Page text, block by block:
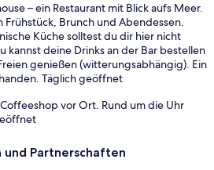
– ein Restaurant mit Blick aufs Meer.
Brunch und Abendessen.
Küche solltest du dir hier nicht
kannst deine Drinks an der Bar bestellen
genießen (witterungsabhängig). Ein
Täglich geöffnet
vor Ort. Rund um die Uhr
und Partnerschaften